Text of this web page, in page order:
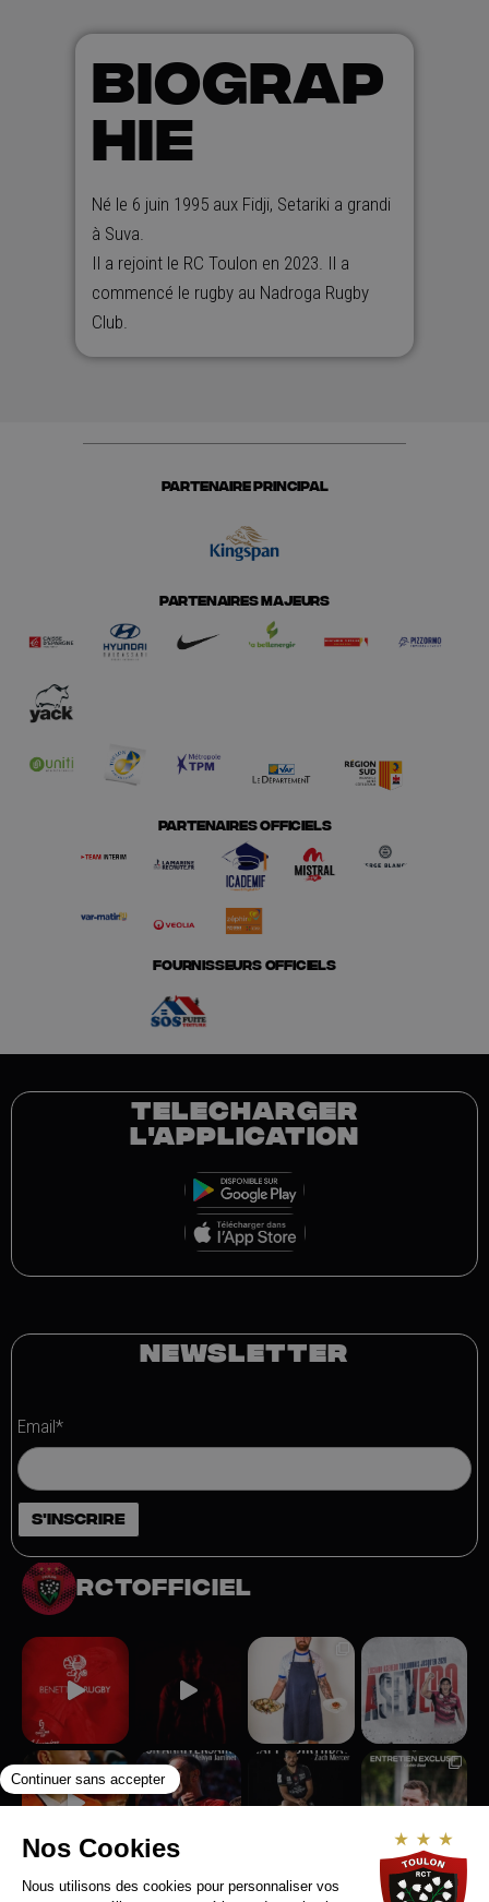
BIOGRAP
HIE
Né le 6 juin 1995 aux Fidji, Setariki a grandi
à Suva.
Il a rejoint le RC Toulon en 2023. Il a
commencé le rugby au Nadroga Rugby
Club.
PARTENAIRE PRINCIPAL
PARTENAIRES MAJEURS
PARTENAIRES OFFICIELS
FOURNISSEURS OFFICIELS
TELECHARGER
L'APPLICATION
NEWSLETTER
Email*
rctofficiel